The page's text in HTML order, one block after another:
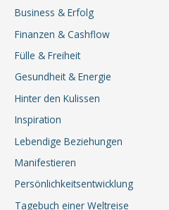
Business & Erfolg
Finanzen & Cashflow
Fülle & Freiheit
Gesundheit & Energie
Hinter den Kulissen
Inspiration
Lebendige Beziehungen
Manifestieren
Persönlichkeitsentwicklung
Tagebuch einer Weltreise